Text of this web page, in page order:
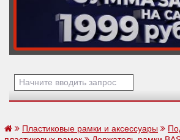
Пластиковые рамки и аксессуары